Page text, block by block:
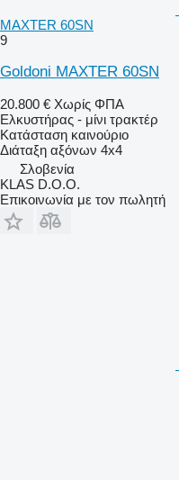
MAXTER 60SN
9
Goldoni MAXTER 60SN
20.800 € Χωρίς ΦΠΑ
Ελκυστήρας - μίνι τρακτέρ
Κατάσταση καινούριο
Διάταξη αξόνων 4x4
Σλοβενία
KLAS D.O.O.
Επικοινωνία με τον πωλητή